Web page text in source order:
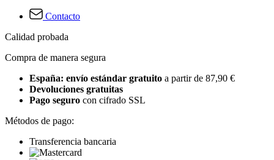
Contacto
Calidad probada
Compra de manera segura
España: envío estándar gratuito a partir de 87,90 €
Devoluciones gratuitas
Pago seguro con cifrado SSL
Métodos de pago:
Transferencia bancaria